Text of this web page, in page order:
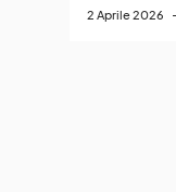
2 Aprile 2026